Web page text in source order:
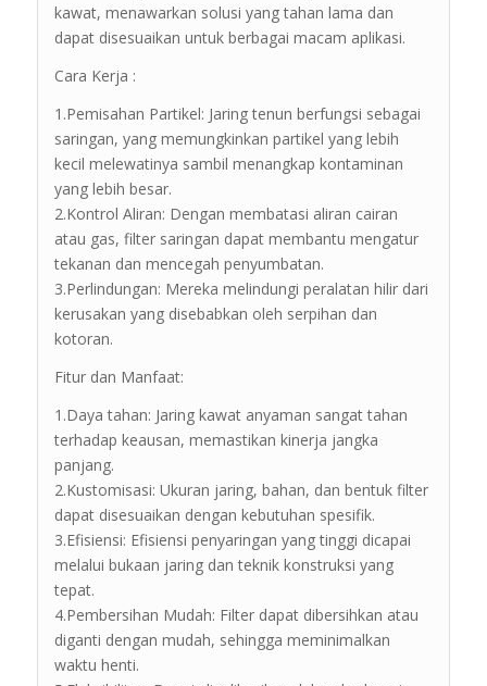
kawat, menawarkan solusi yang tahan lama dan
dapat disesuaikan untuk berbagai macam aplikasi.
Cara Kerja :
1.Pemisahan Partikel: Jaring tenun berfungsi sebagai
saringan, yang memungkinkan partikel yang lebih
kecil melewatinya sambil menangkap kontaminan
yang lebih besar.
2.Kontrol Aliran: Dengan membatasi aliran cairan
atau gas, filter saringan dapat membantu mengatur
tekanan dan mencegah penyumbatan.
3.Perlindungan: Mereka melindungi peralatan hilir dari
kerusakan yang disebabkan oleh serpihan dan
kotoran.
Fitur dan Manfaat:
1.Daya tahan: Jaring kawat anyaman sangat tahan
terhadap keausan, memastikan kinerja jangka
panjang.
2.Kustomisasi: Ukuran jaring, bahan, dan bentuk filter
dapat disesuaikan dengan kebutuhan spesifik.
3.Efisiensi: Efisiensi penyaringan yang tinggi dicapai
melalui bukaan jaring dan teknik konstruksi yang
tepat.
4.Pembersihan Mudah: Filter dapat dibersihkan atau
diganti dengan mudah, sehingga meminimalkan
waktu henti.